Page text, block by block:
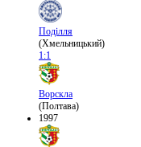
Поділля
(Хмельницький)
1:1
Ворскла
(Полтава)
1997